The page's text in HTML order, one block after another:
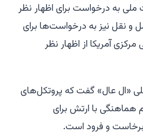
ملی به درخواست برای اظهار نظر
و نقل نیز به درخواست‌ها برای
آمریکا از اظهار نظر
«ال عال» گفت که پروتکل‌های
هماهنگی با ارتش برای
برخاست و فرود است.